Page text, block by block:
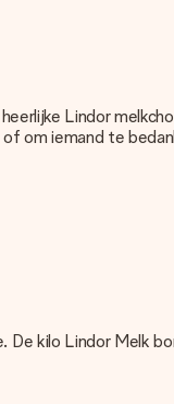
Lindor
om iemand te
De kilo Lindor Melk